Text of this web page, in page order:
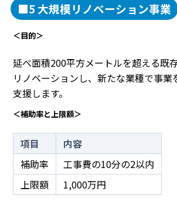
■5 大規模リノベーション事業
＜目的＞
延べ面積200平方メートルを超える既
リノベーションし、新たな業種で事業
支援します。
＜補助率と上限額＞
項目
内容
補助率
工事費の10分の2以内
上限額
1,000万円